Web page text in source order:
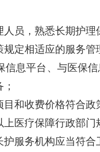
，熟悉长期护理
相适应的服务管
平台、与医保信
和收费价格符合政
疗保障行政部门
务机构应当符合